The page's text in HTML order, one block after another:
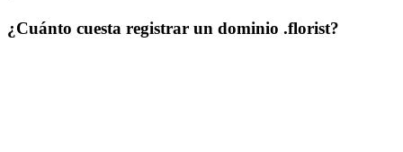
¿Cuánto cuesta registrar un dominio .florist?